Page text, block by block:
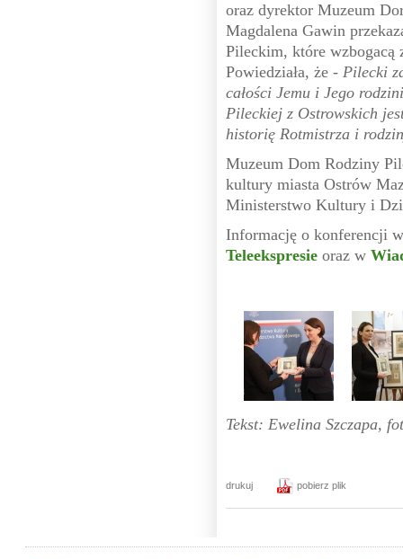
oraz dyrektor Muzeum
Magdalena Gawin
Pileckim, które wzbogacą
Powiedziała, że - Pilecki
całości Jemu i Jego
Pileckiej z Ostrowskich
historię Rotmistrza i
Muzeum Dom Rodziny
kultury miasta Ostrów
Ministerstwo Kultury i
Informację o konferencji
Teleekspresie oraz w
Tekst: Ewelina Szczapa,
drukuj pobierz plik